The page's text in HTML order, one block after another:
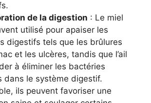
de la digestion : Le miel
utilisé pour apaiser les
digestifs tels que les brûlures
et les ulcères, tandis que l’ail
à éliminer les bactéries
dans le système digestif.
ils peuvent favoriser une